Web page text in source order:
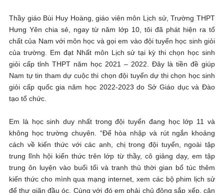
Thầy giáo Bùi Huy Hoàng, giáo viên môn Lịch sử, Trường THPT
Hưng Yên chia sẻ, ngay từ năm lớp 10, tôi đã phát hiện ra tố
chất của Nam với môn học và gọi em vào đội tuyển học sinh giỏi
của trường. Em đạt Nhất môn Lịch sử tại kỳ thi chọn học sinh
giỏi cấp tỉnh THPT năm học 2021 – 2022. Đây là tiền đề giúp
Nam tự tin tham dự cuộc thi chọn đội tuyển dự thi chọn học sinh
giỏi cấp quốc gia năm học 2022-2023 do Sở Giáo dục và Đào
tạo tổ chức.
Em là học sinh duy nhất trong đội tuyển đang học lớp 11 và
không học trường chuyên. “Để hòa nhập và rút ngắn khoảng
cách về kiến thức với các anh, chị trong đội tuyển, ngoài tập
trung lĩnh hội kiến thức trên lớp từ thầy, cô giảng dạy, em tập
trung ôn luyện vào buổi tối và tranh thủ thời gian bổ túc thêm
kiến thức cho mình qua mạng internet, xem các bộ phim lịch sử
để thư giãn đầu óc. Cùng với đó em phải chủ động sắp xếp, cân